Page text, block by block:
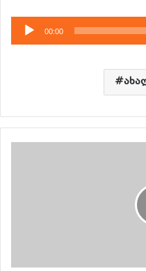
აუდიო
დამკვრელი
00:00